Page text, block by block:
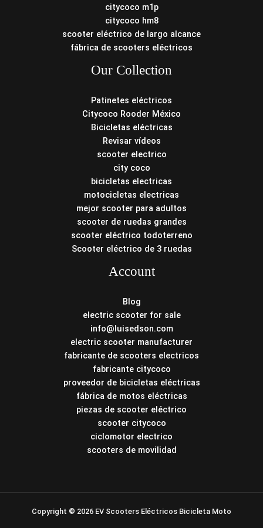
citycoco m1p
citycoco hm8
scooter eléctrico de largo alcance
fábrica de scooters eléctricos
Our Collection
Patinetes eléctricos
Citycoco Rooder México
Bicicletas eléctricas
Revisar vídeos
scooter electrico
city coco
bicicletas electricas
motocicletas electricas
mejor scooter para adultos
scooter de ruedas grandes
scooter eléctrico todoterreno
Scooter eléctrico de 3 ruedas
Account
Blog
electric scooter for sale
info@luisedson.com
electric scooter manufacturer
fabricante de scooters electricos
fabricante citycoco
proveedor de bicicletas eléctricas
fábrica de motos eléctricas
piezas de scooter eléctrico
scooter citycoco
ciclomotor electrico
scooters de movilidad
Copyright © 2026 EV Scooters Eléctricos Bicicleta Moto